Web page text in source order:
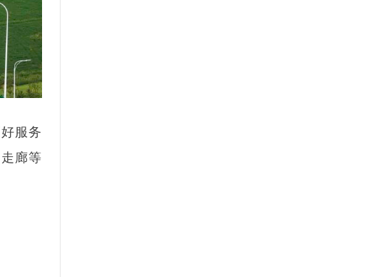
服务
廊等